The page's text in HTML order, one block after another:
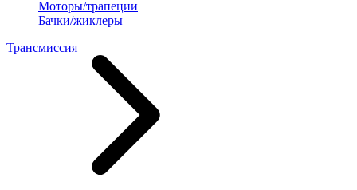
Моторы/трапеции
Бачки/жиклеры
Трансмиссия